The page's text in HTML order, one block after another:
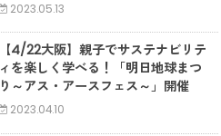
2023.05.13
【4/22大阪】親子でサステナビリテ
ィを楽しく学べる！「明日地球まつ
り～アス・アースフェス～」開催
2023.04.10